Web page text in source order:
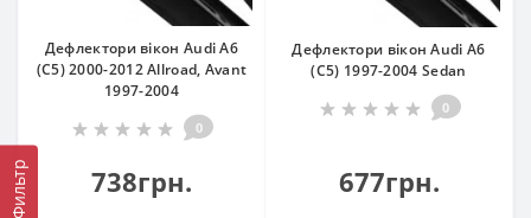
Фильтр
Дефлектори вікон Audi A6
(C5) 2000-2012 Allroad, Avant
1997-2004
0
738грн.
Дефлектори вікон Audi A6
(C5) 1997-2004 Sedan
0
677грн.